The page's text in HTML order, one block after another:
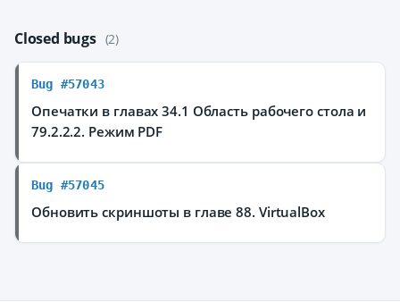
Closed bugs (2)
Bug #57043
Опечатки в главах 34.1 Область рабочего стола и
79.2.2.2. Режим PDF
Bug #57045
Обновить скриншоты в главе 88. VirtualBox